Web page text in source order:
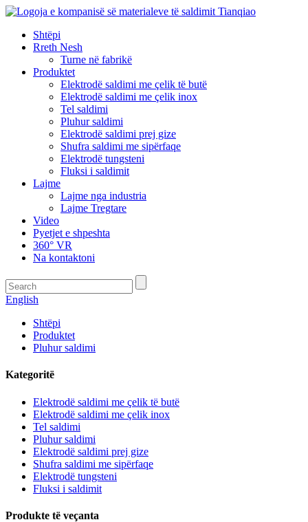
Shtëpi
Rreth Nesh
Turne në fabrikë
Produktet
Elektrodë saldimi me çelik të butë
Elektrodë saldimi me çelik inox
Tel saldimi
Pluhur saldimi
Elektrodë saldimi prej gize
Shufra saldimi me sipërfaqe
Elektrodë tungsteni
Fluksi i saldimit
Lajme
Lajme nga industria
Lajme Tregtare
Video
Pyetjet e shpeshta
360° VR
Na kontaktoni
English
Shtëpi
Produktet
Pluhur saldimi
Kategoritë
Elektrodë saldimi me çelik të butë
Elektrodë saldimi me çelik inox
Tel saldimi
Pluhur saldimi
Elektrodë saldimi prej gize
Shufra saldimi me sipërfaqe
Elektrodë tungsteni
Fluksi i saldimit
Produkte të veçanta